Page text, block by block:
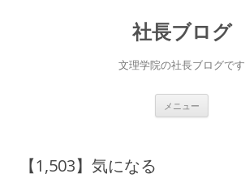
社長ブログ
文理学院の社長ブログです
メニュー
【1,503】気になる